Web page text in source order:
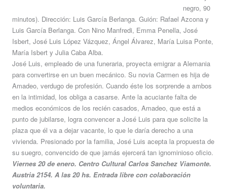
negro, 90
minutos). Dirección: Luis García Berlanga. Guión: Rafael Azcona y
Luis García Berlanga. Con Nino Manfredi, Emma Penella, José
Isbert, José Luis López Vázquez, Ángel Álvarez, María Luisa Ponte,
María Isbert y Julia Caba Alba.
José Luis, empleado de una funeraria, proyecta emigrar a Alemania
para convertirse en un buen mecánico. Su novia Carmen es hija de
Amadeo, verdugo de profesión. Cuando éste los sorprende a ambos
en la intimidad, los obliga a casarse. Ante la acuciante falta de
medios económicos de los recién casados, Amadeo, que está a
punto de jubilarse, logra convencer a José Luis para que solicite la
plaza que él va a dejar vacante, lo que le daría derecho a una
vivienda. Presionado por la familia, José Luis acepta la propuesta de
su suegro, convencido de que jamás ejercerá tan ignominioso oficio.
Viernes 20 de enero. Centro Cultural Carlos Sanchez Viamonte.
Austria 2154. A las 20 hs. Entrada libre con colaboración
voluntaria.